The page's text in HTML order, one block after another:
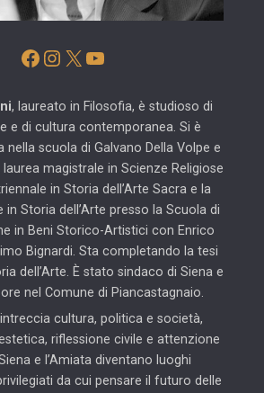
Facebook
Instagram
X YouTube
, laureato in Filosofia, è studioso di
e di cultura contemporanea. Si è
scuola di Galvano Della Volpe e
magistrale in Scienze Religiose
in Storia dell’Arte Sacra e la
Storia dell’Arte presso la Scuola di
in Beni Storico-Artistici con Enrico
Bignardi. Sta completando la tesi
dell’Arte. È stato sindaco di Siena e
nel Comune di Piancastagnaio.
cultura, politica e società,
riflessione civile e attenzione
e l’Amiata diventano luoghi
da cui pensare il futuro delle